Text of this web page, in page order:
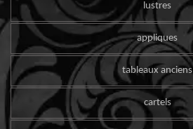
lustres
appliques
tableaux anciens
cartels